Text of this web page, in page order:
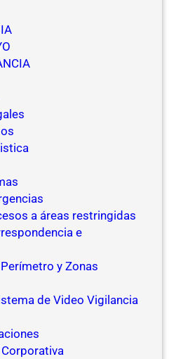
a áreas restringidas
e
y Zonas
de Video Vigilancia